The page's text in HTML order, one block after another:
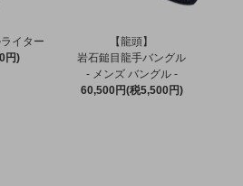
イター
円)
【龍頭】
岩石鎚目龍手バングル
- メンズ バングル -
60,500円(税5,500円)